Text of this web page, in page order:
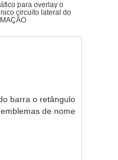
para overlay o
circuito lateral do